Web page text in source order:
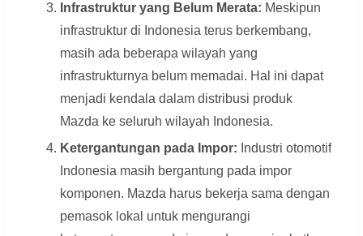
Infrastruktur yang Belum Merata: Meskipun
infrastruktur di Indonesia terus berkembang,
masih ada beberapa wilayah yang
infrastrukturnya belum memadai. Hal ini dapat
menjadi kendala dalam distribusi produk
Mazda ke seluruh wilayah Indonesia.
Ketergantungan pada Impor: Industri otomotif
Indonesia masih bergantung pada impor
komponen. Mazda harus bekerja sama dengan
pemasok lokal untuk mengurangi